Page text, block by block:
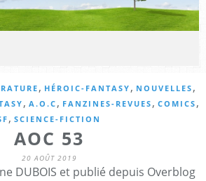
, HÉROIC-FANTASY , NOUVELLES ,
, A.O.C , FANZINES-REVUES , COMICS ,
, SCIENCE-FICTION
AOC 53
20 AOÛT 2019
DUBOIS et publié depuis Overblog